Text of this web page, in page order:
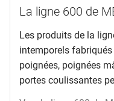
La ligne 600 de
Les produits de la
intemporels
poignées, poignées
portes coulissantes